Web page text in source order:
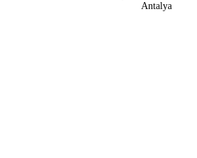
Antalya